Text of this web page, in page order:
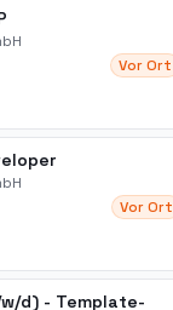
Vor Ort
Vor Ort
d) - Template-